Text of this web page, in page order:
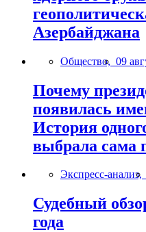
Азербайджана
Общество, 09
Почему
появилась
История
выбрала сама
Экспресс-анализ,
Судебный
года